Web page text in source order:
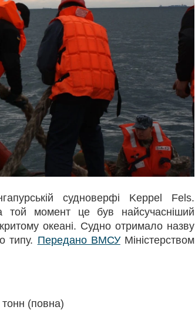
судноверфі Keppel Fels.
момент це був найсучасніший
океані. Судно отримало назву
типу. Передано ВМСУМіністерством
(повна)